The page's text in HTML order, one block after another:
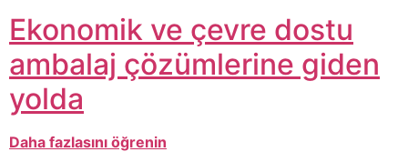
Ekonomik ve çevre dostu
ambalaj çözümlerine giden
yolda
Daha fazlasını öğrenin